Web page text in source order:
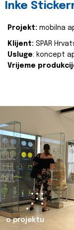
Inke
Projekt: mobilna
Klijent: SPAR
Usluge: koncept
Vrijeme
o projektu